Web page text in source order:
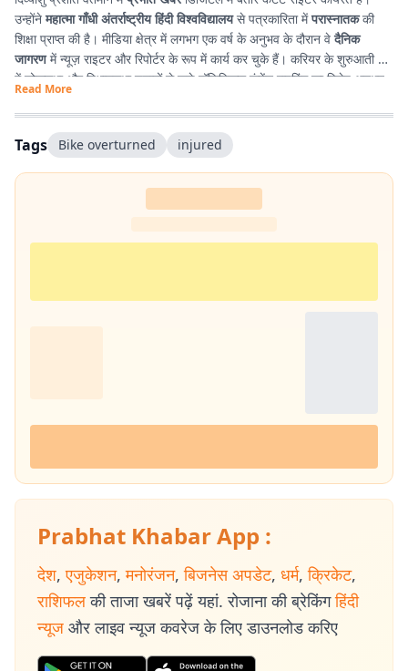
उन्होंनेमहात्मा गाँधी अंतर्राष्ट्रीय हिंदी विश्वविद्यालयसे पत्रकारिता मेंपरास्नातककी
शिक्षा प्राप्त की है। मीडिया क्षेत्र में लगभग एक वर्ष के अनुभव के दौरान वेदैनिक
जागरणमें न्यूज़ राइटर और रिपोर्टर के रूप में कार्य कर चुके हैं। करियर के शुरुआती दौर
में लोकसभा और विधानसभा चुनावों से जुड़े पॉलिटिकल कंटेंट राइटिंग का विशेष अनुभव
प्राप्त किया। इसके अतिरिक्त उन्होंने
किया है, जिसके कारण साहित्य, पठन-पाठन, लेखन और कविता-सृजन में उनकी विशेष
रुचि है। सटीक, निष्पक्ष और प्रभावशाली लेखन के माध्यम से पाठकों तक विश्वसनीय
जानकारी पहुँचाना उनकी पेशेवर पहचान है।
Read More
Tags Bike overturned injured
Prabhat Khabar App :
देश, एजुकेशन, मनोरंजन, बिजनेस अपडेट, धर्म, क्रिकेट,
राशिफल की ताजा खबरें पढ़ें यहां. रोजाना की ब्रेकिंग हिंदी
न्यूज और लाइव न्यूज कवरेज के लिए डाउनलोड करिए